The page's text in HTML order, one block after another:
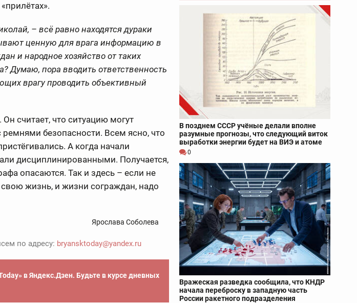
– всё равно находятся дураки
ценную для врага информацию в
и народное хозяйство от таких
Думаю, пора вводить ответственность
врагу проводить объективный
считает, что ситуацию могут
безопасности. Всем ясно, что
А когда начали
дисциплинированными. Получается,
опасаются. Так и здесь – если не
свою жизнь, и жизни сограждан, надо
Ярослава Соболева
по адресу: bryansktoday@yandex.ru
в Яндекс.Дзен. Будьте в курсе дневных
В позднем СССР учёные делали вполне
разумные прогнозы, что следующий виток
выработки энергии будет на ВИЭ и атоме
0
Вражеская разведка сообщила, что КНДР
начала переброску в западную часть
России ракетного подразделения